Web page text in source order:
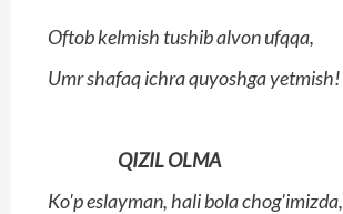
Oftob kelmish tushib alvon ufqqa,
Umr shafaq ichra quyoshga yetmish!
QIZIL OLMA
Ko'p eslayman, hali bola chog'imizda,